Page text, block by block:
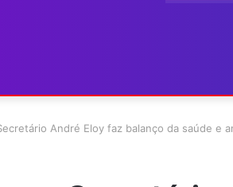
André Eloy faz balanço da saúde e